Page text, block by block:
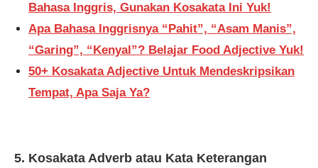
Bahasa Inggris, Gunakan Kosakata Ini Yuk!
Apa Bahasa Inggrisnya “Pahit”, “Asam Manis”,
“Garing”, “Kenyal”? Belajar Food Adjective Yuk!
50+ Kosakata Adjective Untuk Mendeskripsikan
Tempat, Apa Saja Ya?
5. Kosakata Adverb atau Kata Keterangan